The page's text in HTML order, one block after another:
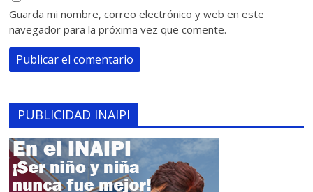
Guarda mi nombre, correo electrónico y web en este
navegador para la próxima vez que comente.
PUBLICIDAD INAIPI